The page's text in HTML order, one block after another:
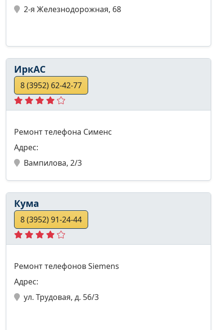
2-я Железнодорожная, 68
ИркАС
8 (3952) 62-42-77
Ремонт телефона Сименс
Адрес:
Вампилова, 2/3
Кума
8 (3952) 91-24-44
Ремонт телефонов Siemens
Адрес:
ул. Трудовая, д. 56/3